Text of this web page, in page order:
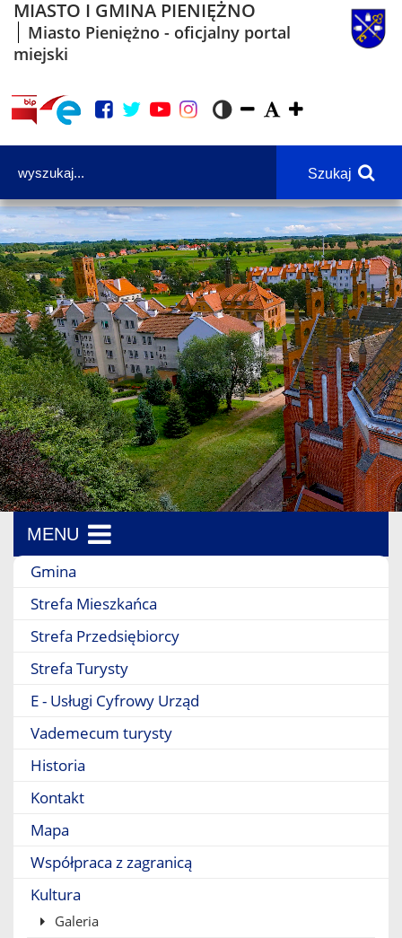
MIASTO I GMINA PIENIĘŻNO
Miasto Pieniężno - oficjalny portal
miejski
Szukaj
MENU
Menu boczne
Gmina
Strefa Mieszkańca
Strefa Przedsiębiorcy
Strefa Turysty
E - Usługi Cyfrowy Urząd
Vademecum turysty
Historia
Kontakt
Mapa
Współpraca z zagranicą
Kultura
Galeria